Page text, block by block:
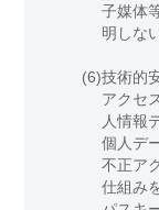
子媒体
明しな
(6)技術的
アクセ
人情報
個人デ
不正ア
仕組み